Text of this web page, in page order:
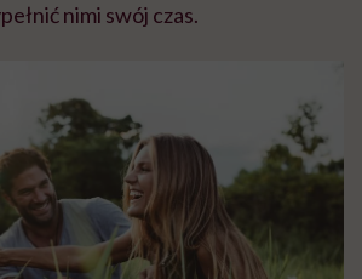
nimi swój czas.